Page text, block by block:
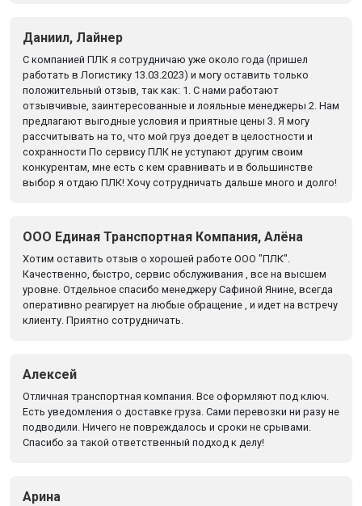
Даниил, Лайнер
С компанией ПЛК я сотрудничаю уже около года (пришел
работать в Логистику 13.03.2023) и могу оставить только
положительный отзыв, так как: 1. С нами работают
отзывчивые, заинтересованные и лояльные менеджеры 2. Нам
предлагают выгодные условия и приятные цены 3. Я могу
рассчитывать на то, что мой груз доедет в целостности и
сохранности По сервису ПЛК не уступают другим своим
конкурентам, мне есть с кем сравнивать и в большинстве
выбор я отдаю ПЛК! Хочу сотрудничать дальше много и долго!
ООО Единая Транспортная Компания, Алёна
Хотим оставить отзыв о хорошей работе ООО "ПЛК".
Качественно, быстро, сервис обслуживания , все на высшем
уровне. Отдельное спасибо менеджеру Сафиной Янине, всегда
оперативно реагирует на любые обращение , и идет на встречу
клиенту. Приятно сотрудничать.
Алексей
Отличная транспортная компания. Все оформляют под ключ.
Есть уведомления о доставке груза. Сами перевозки ни разу не
подводили. Ничего не повреждалось и сроки не срывами.
Спасибо за такой ответственный подход к делу!
Арина